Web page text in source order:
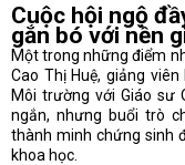
Cuộc hội ngộ
gắn bó với nền
Một trong những điểm
Cao Thị Huệ, giảng
Môi trường với Giáo sư
ngắn, nhưng buổi trò
thành minh chứng sinh
khoa học.